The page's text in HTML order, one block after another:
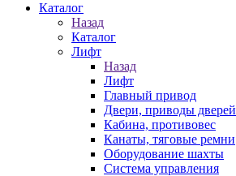
Каталог
Назад
Каталог
Лифт
Назад
Лифт
Главный привод
Двери, приводы дверей
Кабина, противовес
Канаты, тяговые ремни
Оборудование шахты
Система управления